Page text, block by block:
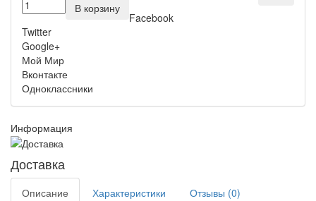
В корзину
Facebook
Twitter
Google+
Мой Мир
Вконтакте
Одноклассники
Информация
Доставка
Описание Характеристики
Отзывы (0)